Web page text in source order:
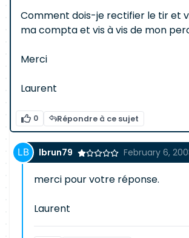
Comment dois-je rectifier le tir et
ma compta et vis à vis de mon
Merci
Laurent
0 Répondre à ce sujet
lbrun79 February 6,
merci pour votre réponse.
Laurent